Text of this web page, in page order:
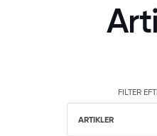
FILTER
ARTIKLER